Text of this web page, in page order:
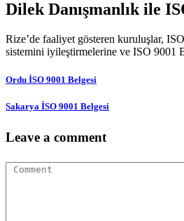
Dilek Danışmanlık ile
Rize’de faaliyet gösteren kuruluşlar,
sistemini iyileştirmelerine ve ISO 9001
Ordu İSO 9001 Belgesi
Sakarya İSO 9001 Belgesi
Leave a comment